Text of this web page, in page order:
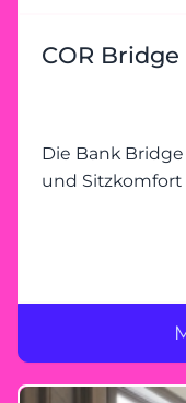
COR
Die Bank
und Sitzkomfort